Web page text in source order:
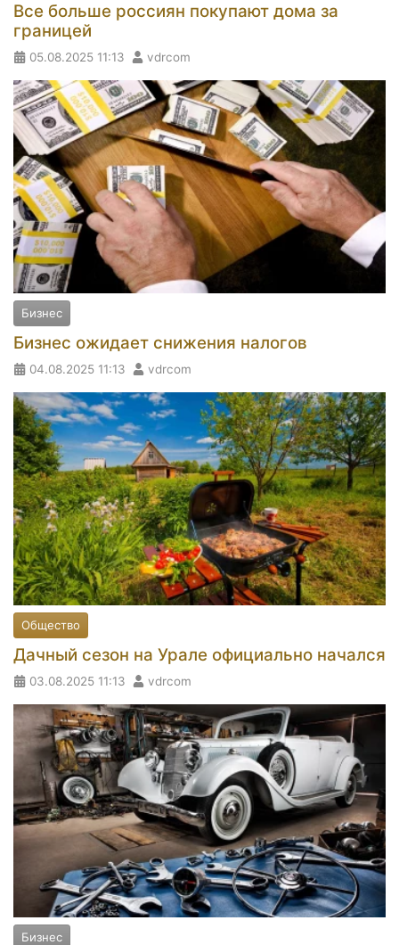
Все больше россиян покупают дома за
границей
05.08.2025 11:13 vdrcom
Бизнес
Бизнес ожидает снижения налогов
04.08.2025 11:13 vdrcom
Общество
Дачный сезон на Урале официально начался
03.08.2025 11:13 vdrcom
Бизнес